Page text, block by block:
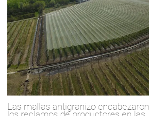
Las mallas antigranizo encabezaron